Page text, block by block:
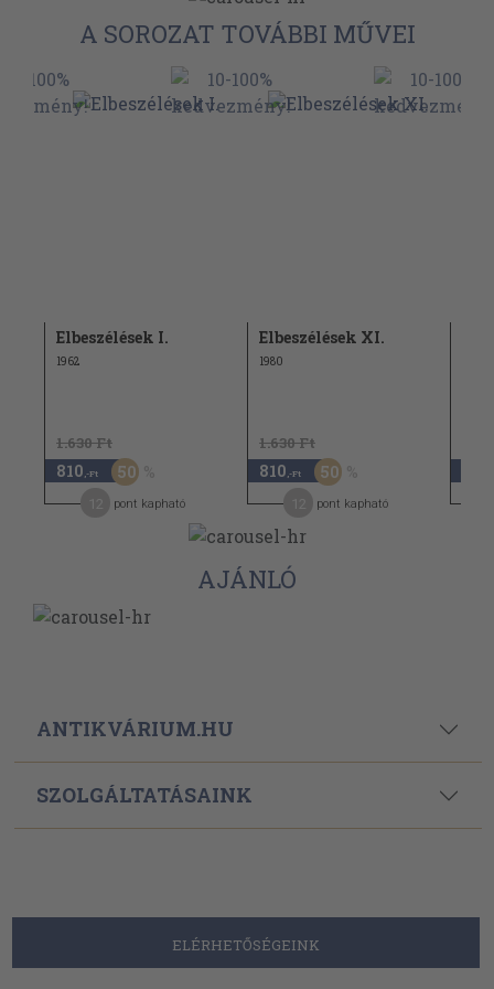
A SOROZAT TOVÁBBI MŰVEI
Elbeszélések I.
1962
1.630 Ft
810 ,-Ft 50
pont kapható
Elbeszélések XI.
1980
1.630 Ft
810 ,-Ft 50
pont kapható
AJÁNLÓ
ANTIKVÁRIUM.HU
SZOLGÁLTATÁSAINK
ELÉRHETŐSÉGEINK